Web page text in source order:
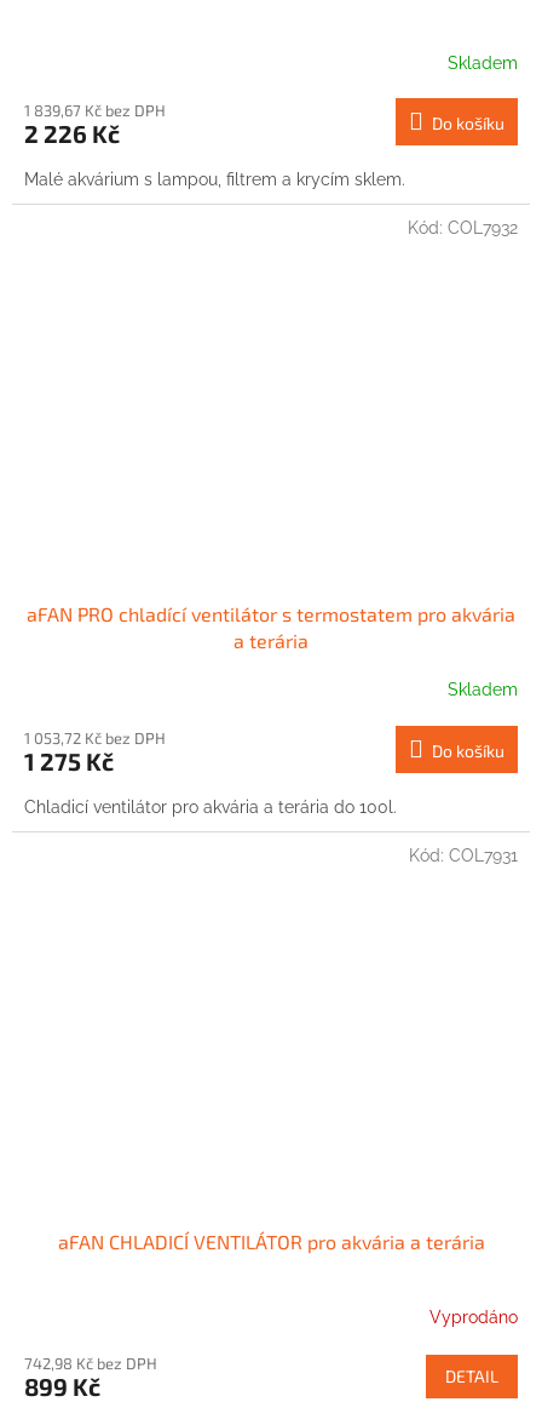
Skladem
1 839,67 Kč bez DPH
2 226 Kč Do košíku
Malé akvárium s lampou, filtrem a krycím sklem.
aFAN PRO chladící ventilátor s termostatem pro akvária
a terária
Skladem
1 053,72 Kč bez DPH
1 275 Kč Do košíku
Chladicí ventilátor pro akvária a terária do 100l.
Kód: COL7932
aFAN CHLADICÍ VENTILÁTOR pro akvária a terária
Vyprodáno
742,98 Kč bez DPH
899 Kč DETAIL
Kód: COL7931